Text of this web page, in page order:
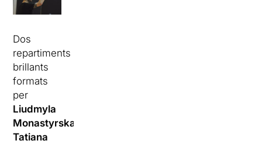
Dos
repartiments
brillants
formats
per
Liudmyla
Monastyrska
Tatiana